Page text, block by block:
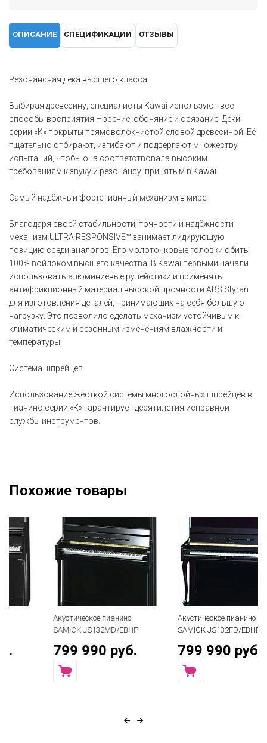
ОПИСАНИЕ СПЕЦИФИКАЦИИ ОТЗЫВЫ
Резонансная дека высшего класса
Выбирая древесину, специалисты Kawai используют все
способы восприятия – зрение, обоняние и осязание. Деки
серии «K» покрыты прямоволокнистой еловой древесиной. Её
тщательно отбирают, изгибают и подвергают множеству
испытаний, чтобы она соответствовала высоким
требованиям к звуку и резонансу, принятым в Kawai.
Самый надёжный фортепианный механизм в мире
Благодаря своей стабильности, точности и надёжности
механизм ULTRA RESPONSIVE™ занимает лидирующую
позицию среди аналогов. Его молоточковые головки обиты
100% войлоком высшего качества. В Kawai первыми начали
использовать алюминиевые рулейстики и применять
антифрикционный материал высокой прочности ABS Styran
для изготовления деталей, принимающих на себя большую
нагрузку. Это позволило сделать механизм устойчивым к
климатическим и сезонным изменениям влажности и
температуры.
Система шпрейцев
Использование жёсткой системы многослойных шпрейцев в
пианино серии «К» гарантирует десятилетия исправной
службы инструментов.
Похожие товары
Акустическое пианино
SAMICK JS132MD/EBHP
799 990 руб.
Акустическое пианино
SAMICK JS132FD/EBHP
799 990 руб.